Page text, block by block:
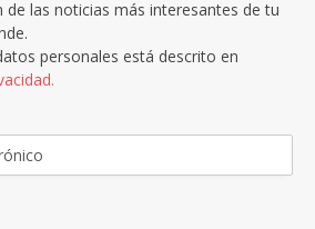
las noticias más interesantes de tu
personales está descrito en